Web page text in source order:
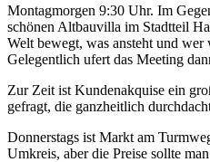
Montagmorgen 9:30 Uhr. Im
schönen Altbauvilla im Stadtteil
Welt bewegt, was ansteht und
Gelegentlich ufert das Meeting
Zur Zeit ist Kundenakquise ein
gefragt, die ganzheitlich
Donnerstags ist Markt am
Umkreis, aber die Preise sollte